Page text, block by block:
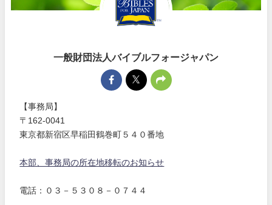
一般財団法人バイブルフォージャパン
【事務局】
〒162-0041
東京都新宿区早稲田鶴巻町５４０番地
本部、事務局の所在地移転のお知らせ
電話：０３－５３０８－０７４４